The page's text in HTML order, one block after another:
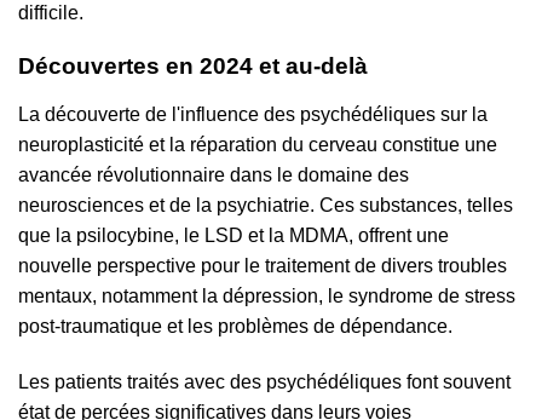
difficile.
Découvertes en 2024 et au-delà
La découverte de l'influence des psychédéliques sur la
neuroplasticité et la réparation du cerveau constitue une
avancée révolutionnaire dans le domaine des
neurosciences et de la psychiatrie. Ces substances, telles
que la psilocybine, le LSD et la MDMA, offrent une
nouvelle perspective pour le traitement de divers troubles
mentaux, notamment la dépression, le syndrome de stress
post-traumatique et les problèmes de dépendance.
Les patients traités avec des psychédéliques font souvent
état de percées significatives dans leurs voies